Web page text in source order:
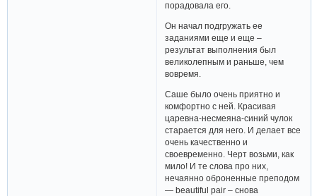
порадовала его.
Он начал подгружать ее
заданиями еще и еще –
результат выполнения был
великолепным и раньше, чем
вовремя.
Саше было очень приятно и
комфортно с ней. Красивая
царевна-несмеяна-синий чулок
старается для него. И делает все
очень качественно и
своевременно. Черт возьми, как
мило! И те слова про них,
нечаянно оброненные преподом
— beautiful pair – снова